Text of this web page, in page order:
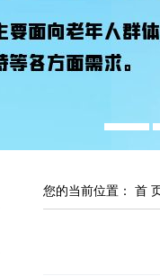
您的当前位置： 首